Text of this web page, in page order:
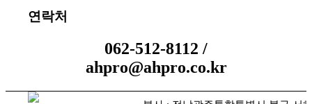
연락처
062-512-8112 /
ahpro@ahpro.co.kr